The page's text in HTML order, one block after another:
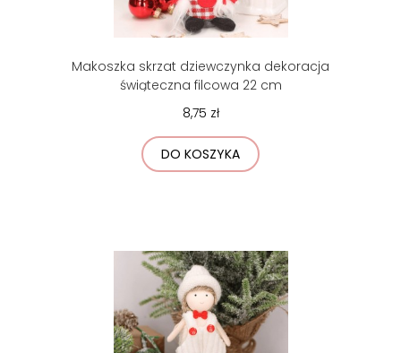
Makoszka skrzat dziewczynka dekoracja
świąteczna filcowa 22 cm
8,75 zł
DO KOSZYKA